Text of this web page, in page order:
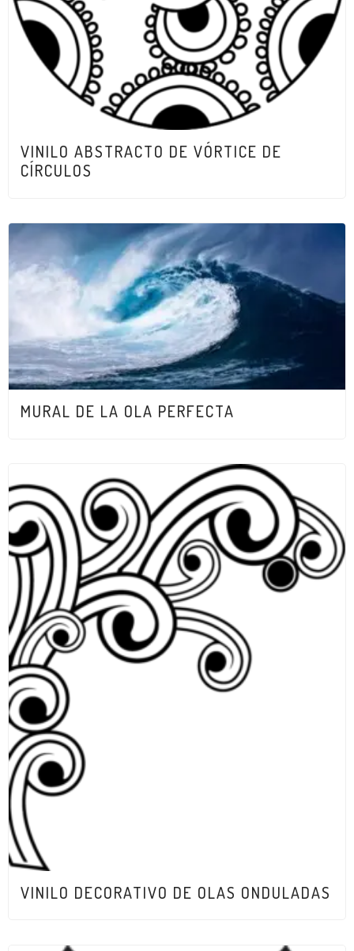
VINILO ABSTRACTO DE VÓRTICE DE
CÍRCULOS
MURAL DE LA OLA PERFECTA
VINILO DECORATIVO DE OLAS ONDULADAS